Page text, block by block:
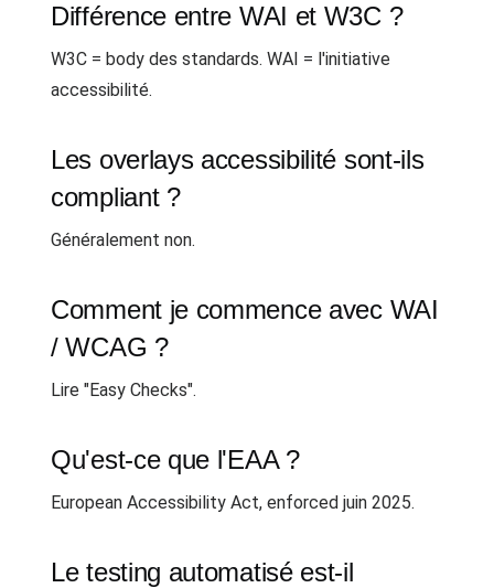
Différence entre WAI et W3C ?
W3C = body des standards. WAI = l'initiative
accessibilité.
Les overlays accessibilité sont-ils
compliant ?
Généralement non.
Comment je commence avec WAI
/ WCAG ?
Lire "Easy Checks".
Qu'est-ce que l'EAA ?
European Accessibility Act, enforced juin 2025.
Le testing automatisé est-il